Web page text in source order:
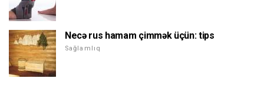
Necə rus hamam çimmək üçün: tips
Sağlamlıq